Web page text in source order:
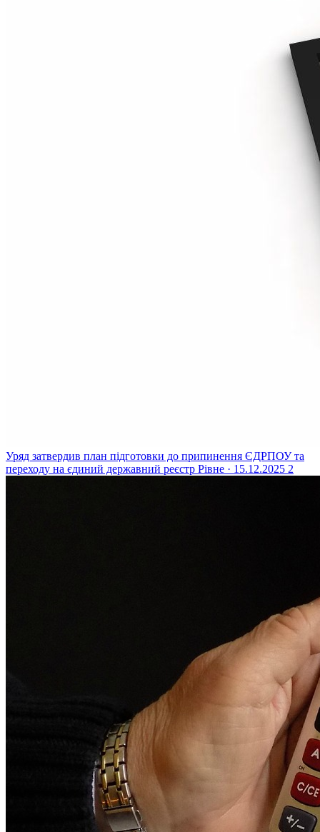
Уряд затвердив план підготовки до припинення ЄДРПОУ та
переходу на єдиний державний реєстр Рівне · 15.12.2025 2